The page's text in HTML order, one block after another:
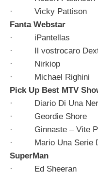
· Vicky Pattison
Fanta Webstar
· iPantellas
· Il vostrocaro
· Nirkiop
· Michael Righini
Pick Up Best MTV
· Diario Di Una
· Geordie Shore
· Ginnaste – Vite
· Mario Una Serie
SuperMan
· Ed Sheeran